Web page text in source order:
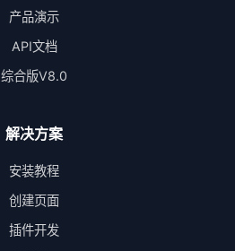
产品演示
API文档
综合版V8.0
解决方案
安装教程
创建页面
插件开发